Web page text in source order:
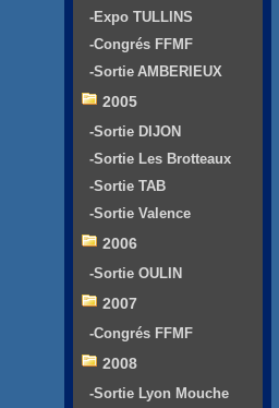
-Expo TULLINS
-Congrés FFMF
-Sortie AMBERIEUX
2005
-Sortie DIJON
-Sortie Les Brotteaux
-Sortie TAB
-Sortie Valence
2006
-Sortie OULIN
2007
-Congrés FFMF
2008
-Sortie Lyon Mouche